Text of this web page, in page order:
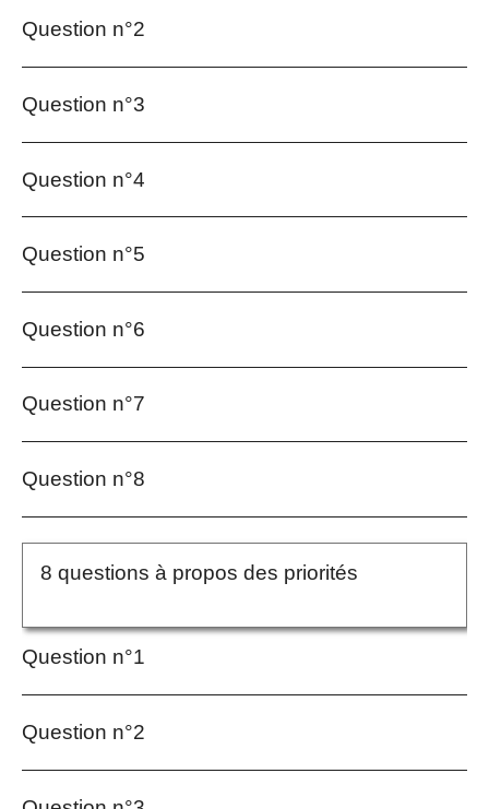
Question n°2
Question n°3
Question n°4
Question n°5
Question n°6
Question n°7
Question n°8
8 questions à propos des priorités
Question n°1
Question n°2